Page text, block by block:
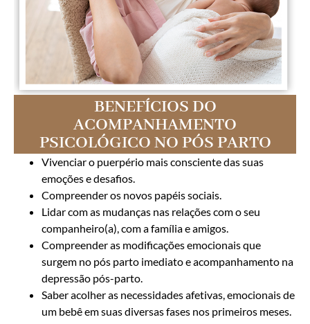
BENEFÍCIOS DO
ACOMPANHAMENTO
PSICOLÓGICO NO PÓS PARTO
Vivenciar o puerpério mais consciente das suas
emoções e desafios.
Compreender os novos papéis sociais.
Lidar com as mudanças nas relações com o seu
companheiro(a), com a família e amigos.
Compreender as modificações emocionais que
surgem no pós parto imediato e acompanhamento na
depressão pós-parto.
Saber acolher as necessidades afetivas, emocionais de
um bebê em suas diversas fases nos primeiros meses.